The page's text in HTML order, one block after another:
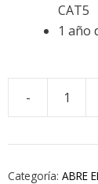
CAT5
1 año
-
Categoría: ABRE